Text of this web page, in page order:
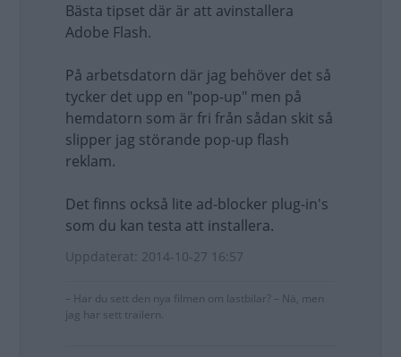
Bästa tipset där är att avinstallera
Adobe Flash.
På arbetsdatorn där jag behöver det så
tycker det upp en "pop-up" men på
hemdatorn som är fri från sådan skit så
slipper jag störande pop-up flash
reklam.
Det finns också lite ad-blocker plug-in's
som du kan testa att installera.
Uppdaterat: 2014-10-27 16:57
– Har du sett den nya filmen om lastbilar? – Nä, men
jag har sett trailern.